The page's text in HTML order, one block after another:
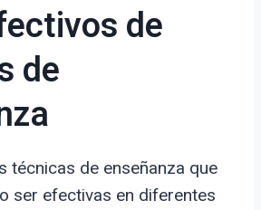
de
de
técnicas de enseñanza que
ser efectivas en diferentes